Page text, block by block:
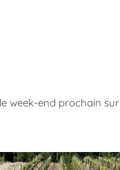
week-end prochain sur